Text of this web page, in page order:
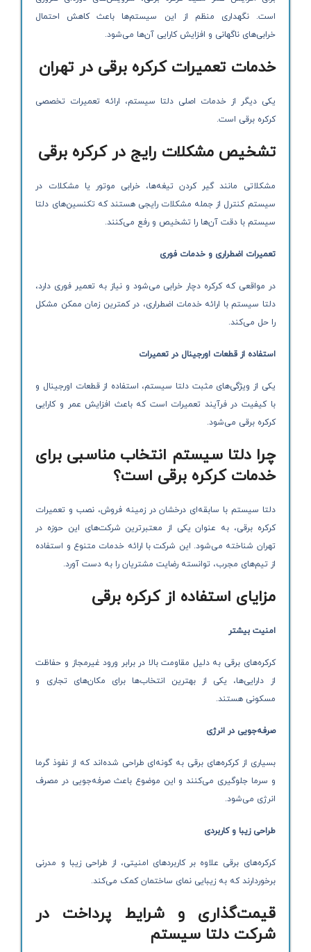
است. نگهداری منظم از این سیستم‌ها باعث کاهش احتمال
خرابی‌های ناگهانی و افزایش کارایی آن‌ها می‌شود.
خدمات تعمیرات کرکره برقی در تهران
یکی دیگر از خدمات اصلی دلتا سیستم، ارائه تعمیرات تخصصی
کرکره برقی است.
تشخیص مشکلات رایج در کرکره برقی
مشکلاتی مانند گیر کردن تیغه‌ها، خرابی موتور یا مشکلات در
سیستم کنترل از جمله مشکلات رایجی هستند که تکنسین‌های دلتا
سیستم با دقت آن‌ها را تشخیص و رفع می‌کنند.
تعمیرات اضطراری و خدمات فوری
در مواقعی که کرکره دچار خرابی می‌شود و نیاز به تعمیر فوری دارد،
دلتا سیستم با ارائه خدمات اضطراری، در کمترین زمان ممکن مشکل
را حل می‌کند.
استفاده از قطعات اورجینال در تعمیرات
یکی از ویژگی‌های مثبت دلتا سیستم، استفاده از قطعات اورجینال و
با کیفیت در فرآیند تعمیرات است که باعث افزایش عمر و کارایی
کرکره برقی می‌شود.
چرا دلتا سیستم انتخاب مناسبی برای
خدمات کرکره برقی است؟
دلتا سیستم با سابقه‌ای درخشان در زمینه فروش، نصب و تعمیرات
کرکره برقی، به عنوان یکی از معتبرترین شرکت‌های این حوزه در
تهران شناخته می‌شود. این شرکت با ارائه خدمات متنوع و استفاده
از تیم‌های مجرب، توانسته رضایت مشتریان را به دست آورد.
مزایای استفاده از کرکره برقی
امنیت بیشتر
کرکره‌های برقی به دلیل مقاومت بالا در برابر ورود غیرمجاز و حفاظت
از دارایی‌ها، یکی از بهترین انتخاب‌ها برای مکان‌های تجاری و
مسکونی هستند.
صرفه‌جویی در انرژی
بسیاری از کرکره‌های برقی به گونه‌ای طراحی شده‌اند که از نفوذ گرما
و سرما جلوگیری می‌کنند و این موضوع باعث صرفه‌جویی در مصرف
انرژی می‌شود.
طراحی زیبا و کاربردی
کرکره‌های برقی علاوه بر کاربردهای امنیتی، از طراحی زیبا و مدرنی
برخوردارند که به زیبایی نمای ساختمان کمک می‌کند.
قیمت‌گذاری و شرایط پرداخت در
شرکت دلتا سیستم